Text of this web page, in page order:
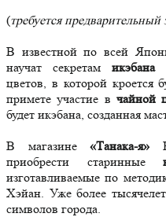
(требуется предварительный
В известной по всей
научат секретамикэбана–
цветов, в которой кроется
примете участие в чайной
будет икэбана, созданная
В магазине «Танака-я»
приобрести старинные
изготавливаемые по
Хэйан. Уже более
символов города.